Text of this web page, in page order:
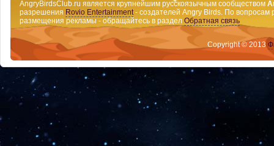
AngryBirdsClub.ru является крупнейшим русскоязычным сообществом
разрешения Rovio Entertainment- создателей Angry Birds. По вопросам
размещения рекламы - обращайтесь в раздел Обратная связь
Copyright © 2013